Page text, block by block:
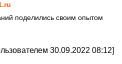
поделились своим опытом
30.09.2022 08:12]